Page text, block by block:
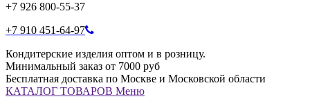
+7 926 800-55-37
+7 910 451-64-97
Кондитерские изделия оптом и в розницу.
Минимальный заказ от 7000 руб
Бесплатная доставка по Москве и Московской области
КАТАЛОГ ТОВАРОВ Меню